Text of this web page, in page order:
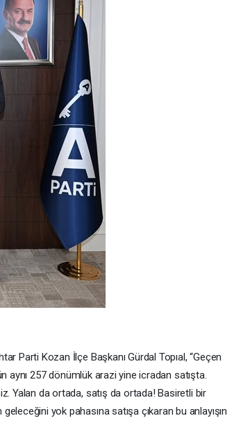
Parti Kozan İlçe Başkanı Gürdal Topıal, “Geçen
aynı 257 dönümlük arazi yine icradan satışta.
Yalan da ortada, satış da ortada! Basiretli bir
yok pahasına satışa çıkaran bu anlayışın